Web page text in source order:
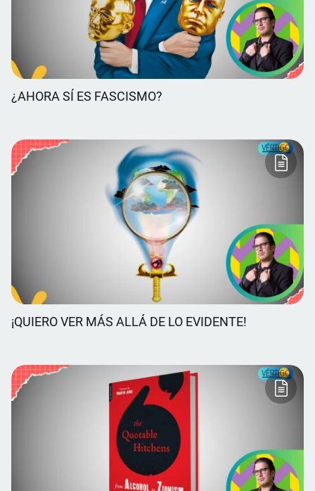
¿AHORA SÍ ES FASCISMO?
¡QUIERO VER MÁS ALLÁ DE LO EVIDENTE!